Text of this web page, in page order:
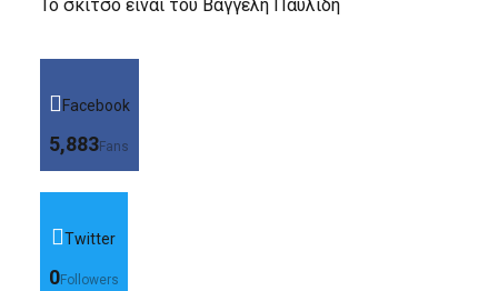
Το σκίτσο είναι του Βαγγέλη Παυλίδη
Facebook
5,883Fans
Twitter
0Followers